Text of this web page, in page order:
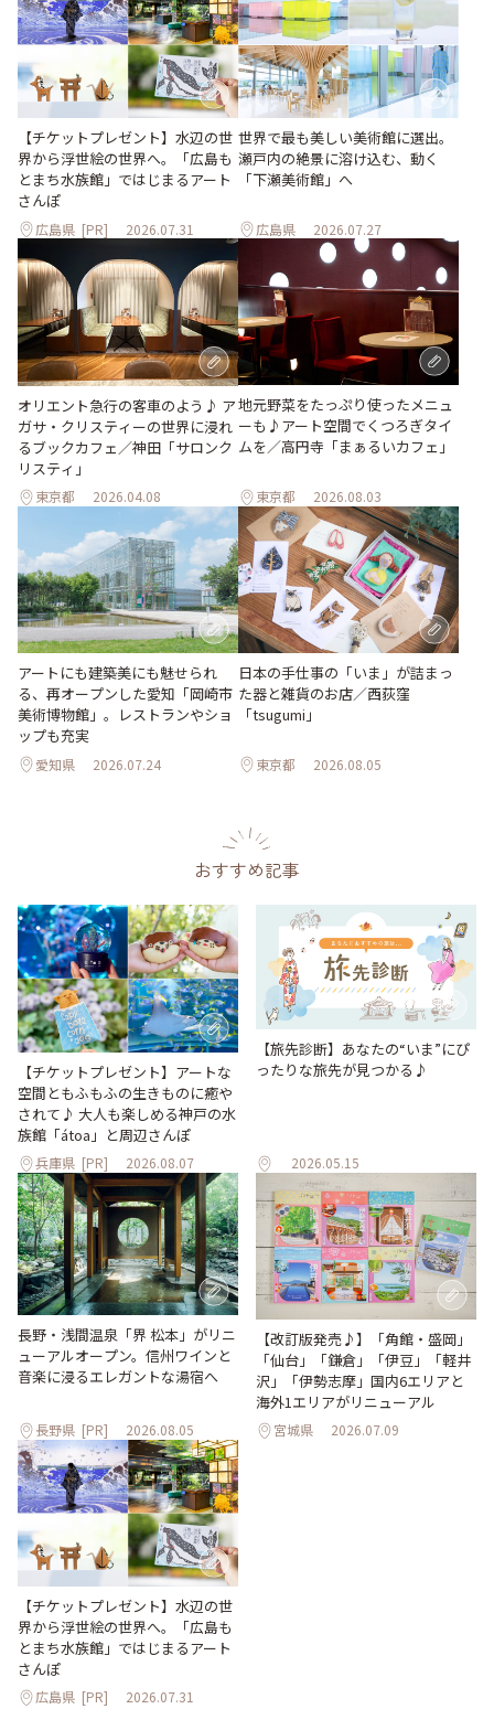
【チケットプレゼント】水辺の世
界から浮世絵の世界へ。「広島も
とまち水族館」ではじまるアート
さんぽ
広島県 [PR] 2026.07.31
世界で最も美しい美術館に選出。
瀬戸内の絶景に溶け込む、動く
「下瀬美術館」へ
広島県 2026.07.27
オリエント急行の客車のよう♪ ア
ガサ・クリスティーの世界に浸れ
るブックカフェ／神田「サロンク
リスティ」
東京都 2026.04.08
地元野菜をたっぷり使ったメニュ
ーも♪アート空間でくつろぎタイ
ムを／高円寺「まぁるいカフェ」
東京都 2026.08.03
アートにも建築美にも魅せられ
る、再オープンした愛知「岡崎市
美術博物館」。レストランやショ
ップも充実
愛知県 2026.07.24
日本の手仕事の「いま」が詰まっ
た器と雑貨のお店／西荻窪
「tsugumi」
東京都 2026.08.05
おすすめ記事
【チケットプレゼント】アートな
空間ともふもふの生きものに癒や
されて♪ 大人も楽しめる神戸の水
族館「átoa」と周辺さんぽ
兵庫県 [PR] 2026.08.07
【旅先診断】あなたの“いま”にぴ
ったりな旅先が見つかる♪
2026.05.15
長野・浅間温泉「界 松本」がリニ
ューアルオープン。信州ワインと
音楽に浸るエレガントな湯宿へ
長野県 [PR] 2026.08.05
【改訂版発売♪】「角館・盛岡」
「仙台」「鎌倉」「伊豆」「軽井
沢」「伊勢志摩」国内6エリアと
海外1エリアがリニューアル
宮城県 2026.07.09
【チケットプレゼント】水辺の世
界から浮世絵の世界へ。「広島も
とまち水族館」ではじまるアート
さんぽ
広島県 [PR] 2026.07.31